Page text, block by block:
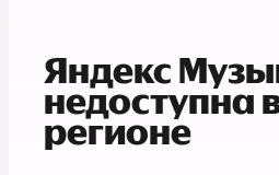
Яндекс
недоступна
регионе